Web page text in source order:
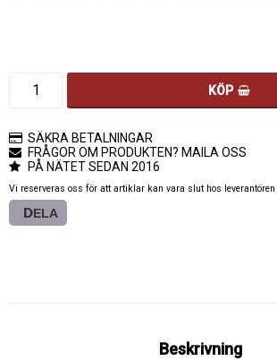
KÖP
SÄKRA BETALNINGAR
FRÅGOR OM PRODUKTEN? MAILA OSS
PÅ NÄTET SEDAN 2016
Vi reserveras oss för att artiklar kan vara slut hos leverantören
DELA
Beskrivning